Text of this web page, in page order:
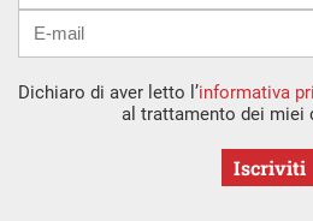
Dichiaro di aver letto l’informativa
al trattamento dei miei
Iscriviti